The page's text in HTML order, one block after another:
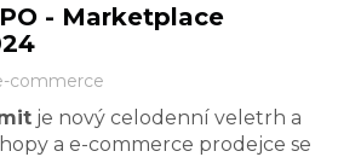
- Marketplace
commerce
je nový celodenní veletrh a
a e-commerce prodejce se